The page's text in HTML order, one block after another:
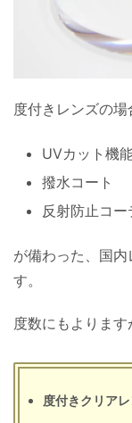
度付きレンズの場
UVカット機
撥水コート
反射防止コ
が備わった、国
す。
度数にもよりま
度付きクリア